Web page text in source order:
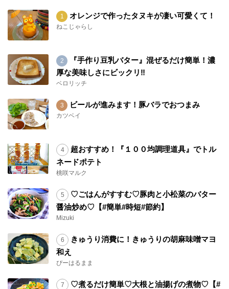
オレンジで作ったタヌキが凄い可愛くて！
ねこじゃらし
『手作り豆乳バター』混ぜるだけ簡単！濃
厚な美味しさにビックリ‼︎
ベロリッチ
ビールが進みます！豚バラでおつまみ
カツベイ
超おすすめ！『１００均調理道具』でトル
ネードポテト
桃咲マルク
♡ごはんがすすむ♡豚肉と小松菜のバター
醤油炒め♡【#簡単#時短#節約】
Mizuki
きゅうり消費に！きゅうりの胡麻味噌マヨ
和え
ぴーはるまま
♡煮るだけ簡単♡大根と油揚げの煮物♡【#